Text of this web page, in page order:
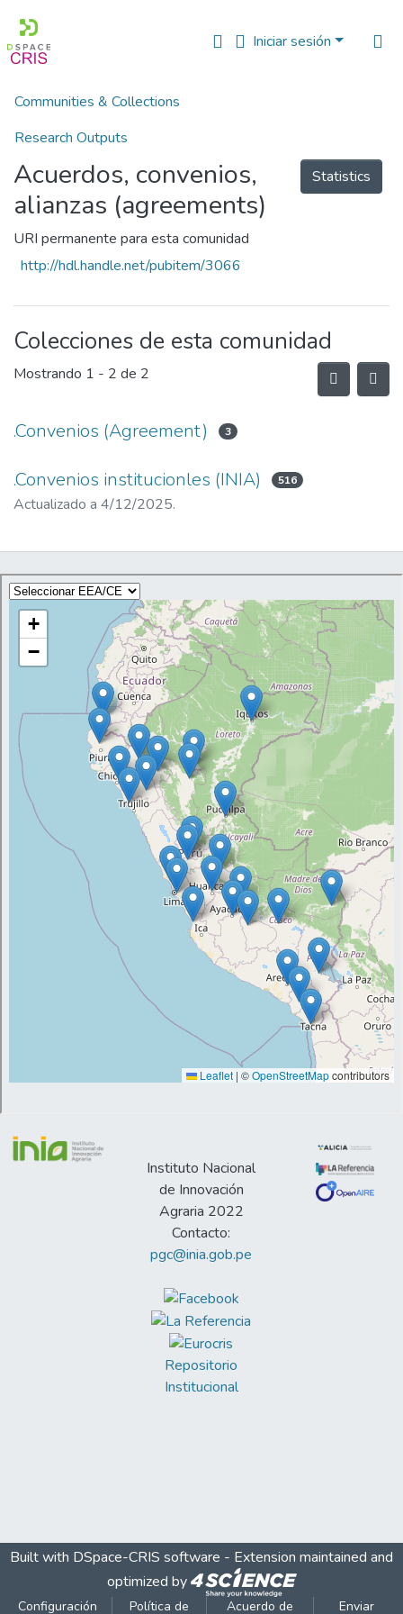
Iniciar sesión
Communities & Collections
Research Outputs
Fundings & Projects
People
Estadísticas
Inicio
Acuerdos, convenios,
alianzas (agreements)
URI permanente para esta comunidad
http://hdl.handle.net/pubitem/3066
Statistics
Colecciones de esta comunidad
Mostrando 1 - 2 de 2
.Convenios (Agreement) 3
.Convenios institucionles (INIA) 516
Actualizado a 4/12/2025.
Instituto Nacional
de Innovación
Agraria 2022
Contacto:
pgc@inia.gob.pe
Repositorio
Institucional
Built with DSpace-CRIS software - Extension maintained and
optimized by
Configuración Política de Acuerdo de Enviar